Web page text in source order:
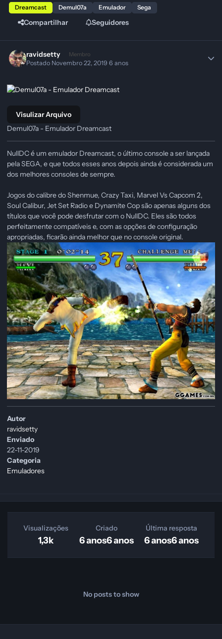
Dreamcast Demul07a Emulador Sega
Compartilhar Seguidores
ravidsetty Membro
Postado Novembro 22, 20196 anos
Visulizar Arquivo
Demul07a - Emulador Dreamcast
NullDC é um emulador Dreamcast, o último console a ser lançada
pela SEGA, e que todos esses anos depois ainda é considerada um
dos melhores consoles de sempre.
Jogos do calibre do Shenmue, Crazy Taxi, Marvel Vs Capcom 2,
Soul Calibur, Jet Set Radio e Dynamite Cop são apenas alguns dos
títulos que você pode desfrutar com o NullDC. Eles são todos
perfeitamente compatíveis e, com as opções de configuração
apropriadas, ficarão ainda melhor que no console original.
Autor
ravidsetty
Enviado
22-11-2019
Categoria
Emuladores
Visualizações
1,3k
Criado
6 anos6 anos
Última resposta
6 anos6 anos
No posts to show